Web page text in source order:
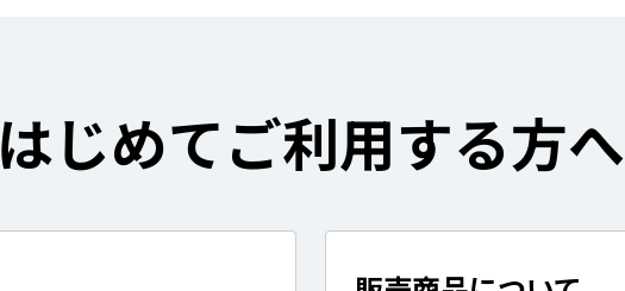
はじめてご利用する方へ